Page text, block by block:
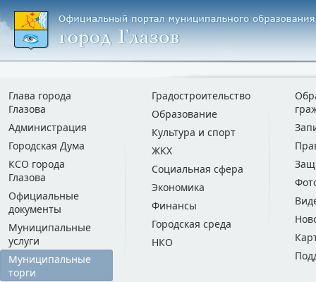
Глава города
Глазова
Администрация
Городская Дума
КСО города
Глазова
Официальные
документы
Муниципальные
услуги
Муниципальные
торги
Градостроительство
Образование
Культура и спорт
ЖКХ
Социальная сфера
Экономика
Финансы
Городская среда
НКО